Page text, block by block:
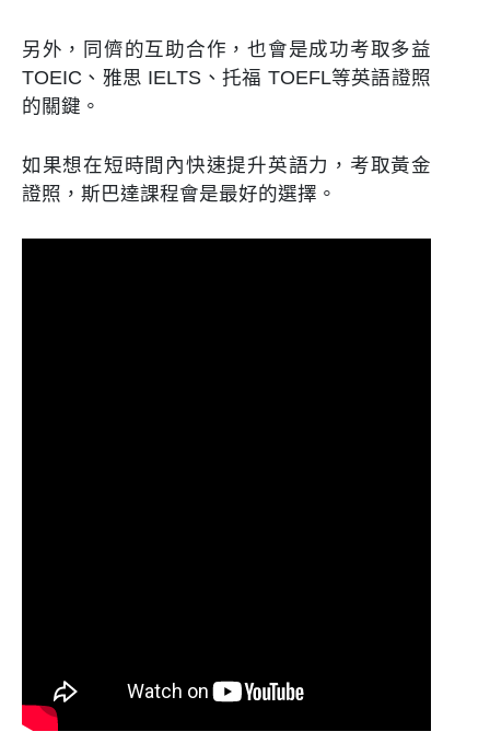
另外，同儕的互助合作，也會是成功考取多益
TOEIC、雅思 IELTS、托福 TOEFL等英語證照
的關鍵。
如果想在短時間內快速提升英語力，考取黃金
證照，斯巴達課程會是最好的選擇。